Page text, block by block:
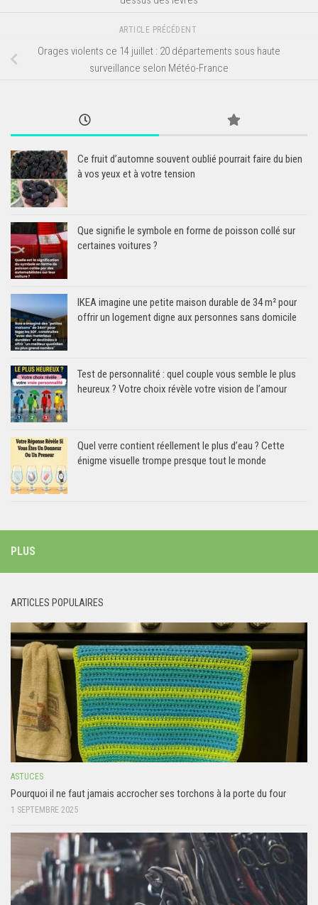
ARTICLE PRÉCÉDENT
Orages violents ce 14 juillet : 20 départements sous haute
surveillance selon Météo-France
Ce fruit d’automne souvent oublié pourrait faire du bien
à vos yeux et à votre tension
Que signifie le symbole en forme de poisson collé sur
certaines voitures ?
IKEA imagine une petite maison durable de 34 m² pour
offrir un logement digne aux personnes sans domicile
Test de personnalité : quel couple vous semble le plus
heureux ? Votre choix révèle votre vision de l’amour
Quel verre contient réellement le plus d’eau ? Cette
énigme visuelle trompe presque tout le monde
PLUS
ARTICLES POPULAIRES
ASTUCES
Pourquoi il ne faut jamais accrocher ses torchons à la porte du four
1 SEPTEMBRE 2025